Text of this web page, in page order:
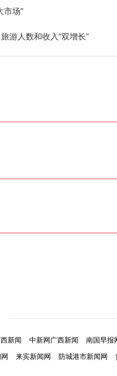
市场”
游人数和收入“双增长”
新闻 中新网广西新闻 南国早报
来宾新闻网 防城港市新闻网